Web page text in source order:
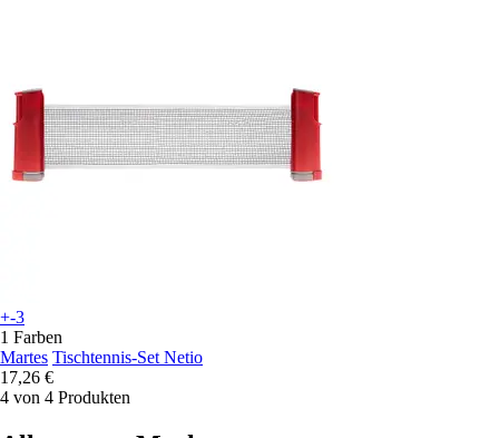
+-3
1 Farben
Martes Tischtennis-Set Netio
17,26 €
4 von 4 Produkten